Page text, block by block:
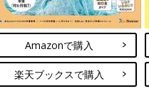
こうしろう ほるぷ出版）
、ページをめくるたび、次
ゃんとぼくの結構「本気」
び出していきたくなってし
Amazonで購入
楽天ブックスで購入